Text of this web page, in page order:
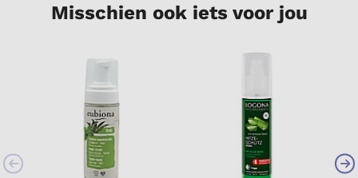
Misschien ook iets voor jou